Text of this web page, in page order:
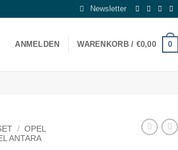
Newsletter
ANMELDEN WARENKORB / €0,00 0
/ OPEL
ANTARA